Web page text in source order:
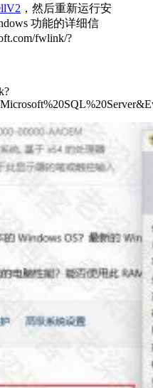
，然后重新运行安
功能的详细信
fwlink/?